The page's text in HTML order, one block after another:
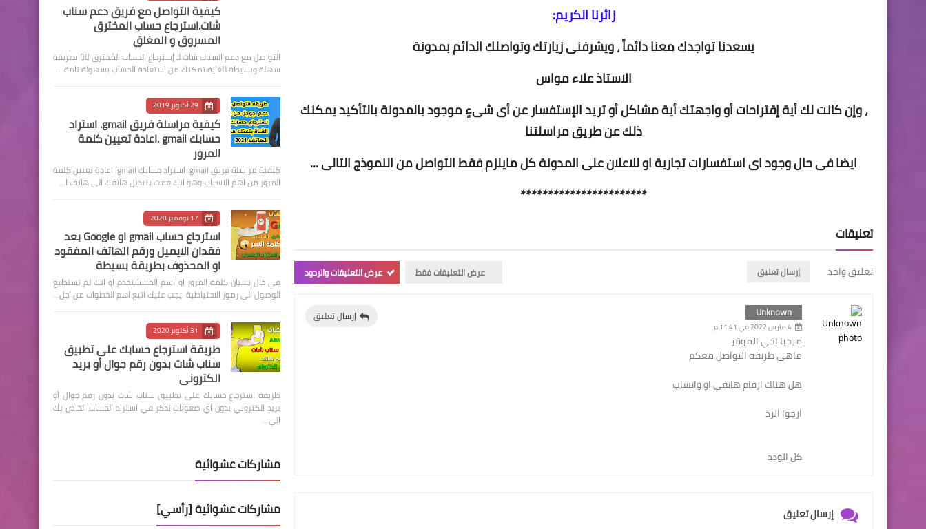
زائرنا الكريم:
يسعدنا تواجدك معنا دائماً ، ويشرفنى زيارتك وتواصلك الدائم بمدونة
الاستاذ علاء مواس
، وإن كانت لك أية إقتراحات أو واجهتك أية مشاكل أو تريد الإستفسار عن أى شىءٍ موجود بالمدونة بالتأكيد يمكنك
ذلك عن طريق مراسلتنا
ايضا فى حال وجود اى استفسارات تجارية او للاعلان على المدونة كل مايلزم فقط التواصل من النموذج التالى ...
***********************
تعليقات
تعليق واحد إرسال تعليق عرض التعليقات فقط عرض التعليقات والردود
Unknown
4 مارس 2022 في 11:41 م
مرحبا اخي الموقر
ماهي طريقه التواصل معكم
هل هناك ارقام هاتفي او واتساب
ارجوا الرد
كل الودد
إرسال تعليق
إرسال تعليق
كيفية التواصل مع فريق دعم سناب
شات.استرجاع حساب المخترق
المسروق و المغلق
التواصل مع دعم السناب شات لـ إسترجاع الحساب المُخترق ☝🏻 بطريقة
سهلة وبسيطة للغاية تمكنك من استعادة الحساب بسهولة تامة …
29 أكتوبر 2019
كيفية مراسلة فريق gmail. استراد
حسابك gmail .اعادة تعيين كلمة
المرور
كيفية مراسلة فريق gmail. استراد حسابك gmail .اعادة تعيين كلمة
المرور من اهم الاسباب وهو انك قمت بتبديل هاتفك الى هاتف ا…
17 نوفمبر 2020
استرجاع حساب gmail او Google بعد
فقدان الايميل ورقم الهاتف المفقود
او المحذوف بطريقة بسيطة
في حال نسيان كلمة المرور او اسم المسشتخدم او انك لم تستطيع
الوصول الى رموز الاحتياطية .يجب عليك اتبع اهم الخطوات من اجل…
31 أكتوبر 2020
طريقة استرجاع حسابك على تطبيق
سناب شات بدون رقم جوال أو بريد
الكتروني
طريقة استرجاع حسابك على تطبيق سناب شات بدون رقم جوال أو
بريد الكتروني بدون اي صعوبات تذكر في استراد الحساب الخاص بك
الي…
مشاركات عشوائية
مشاركات عشوائية [رأسي]